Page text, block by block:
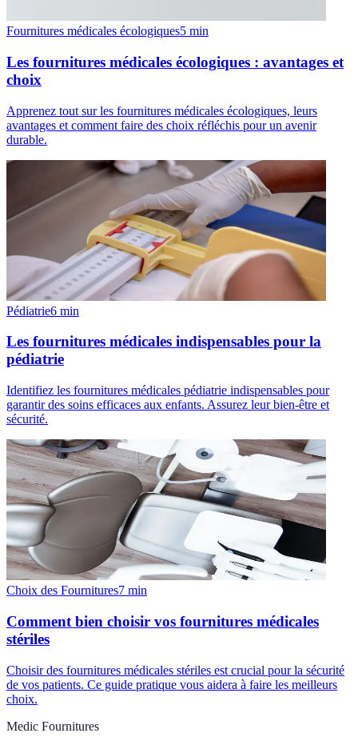
Fournitures médicales écologiques5 min
Les fournitures médicales écologiques : avantages et
choix
Apprenez tout sur les fournitures médicales écologiques, leurs
avantages et comment faire des choix réfléchis pour un avenir
durable.
Pédiatrie6 min
Les fournitures médicales indispensables pour la
pédiatrie
Identifiez les fournitures médicales pédiatrie indispensables pour
garantir des soins efficaces aux enfants. Assurez leur bien-être et
sécurité.
Choix des Fournitures7 min
Comment bien choisir vos fournitures médicales
stériles
Choisir des fournitures médicales stériles est crucial pour la sécurité
de vos patients. Ce guide pratique vous aidera à faire les meilleurs
choix.
Medic Fournitures